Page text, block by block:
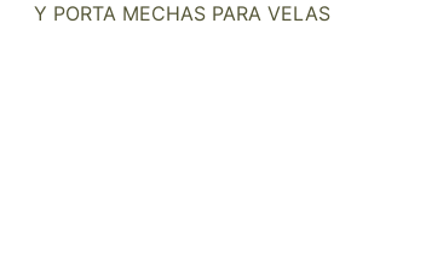
Y PORTA MECHAS PARA VELAS